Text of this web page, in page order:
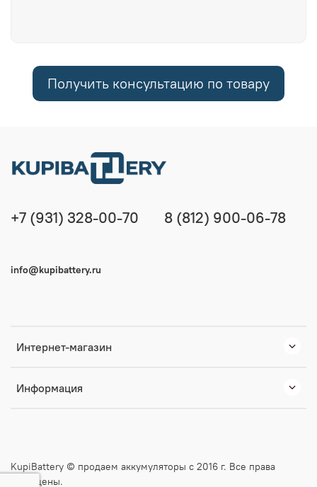
Получить консультацию по товару
Интернет-магазин
Информация
+7 (931) 328-00-70 8 (812) 900-06-78
info@kupibattery.ru
KupiBattery © продаем аккумуляторы с 2016 г. Все права
защищены.